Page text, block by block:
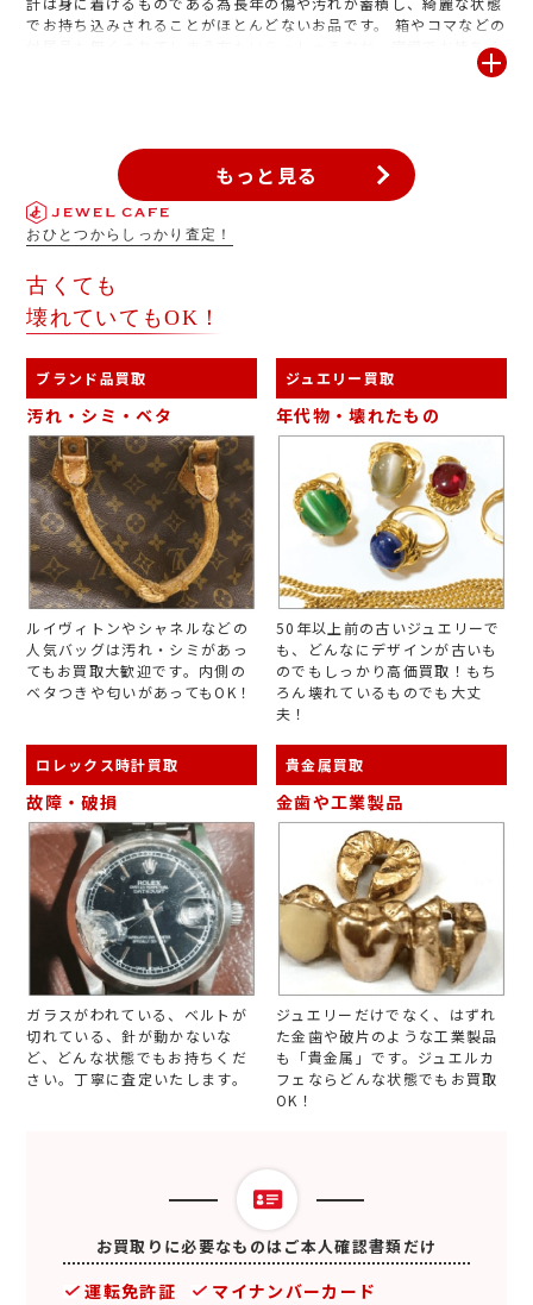
でお持ち込みされることがほとんどないお品です。 箱やコマなどの
付属品も無くされてしまう方もいらっしゃるなか、完備でお持ちく
もっと見る
おひとつからしっかり査定！
古くても
壊れていてもOK！
ブランド品買取
汚れ・シミ・ベタ
ルイヴィトンやシャネルなどの
人気バッグは汚れ・シミがあっ
てもお買取大歓迎です。内側の
ベタつきや匂いがあってもOK！
ジュエリー買取
年代物・壊れたもの
50年以上前の古いジュエリーで
も、どんなにデザインが古いも
のでもしっかり高価買取！もち
ろん壊れているものでも大丈
夫！
ロレックス時計買取
故障・破損
ガラスがわれている、ベルトが
切れている、針が動かないな
ど、どんな状態でもお持ちくだ
さい。丁寧に査定いたします。
貴金属買取
金歯や工業製品
ジュエリーだけでなく、はずれ
た金歯や破片のような工業製品
も「貴金属」です。ジュエルカ
フェならどんな状態でもお買取
OK！
お買取りに必要なものはご本人確認書類だけ
運転免許証
マイナンバーカード